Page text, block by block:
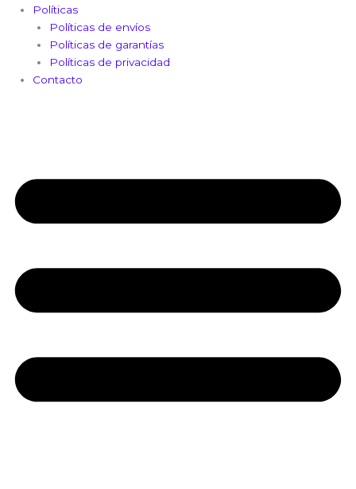
Políticas
Políticas de envíos
Políticas de garantías
Políticas de privacidad
Contacto